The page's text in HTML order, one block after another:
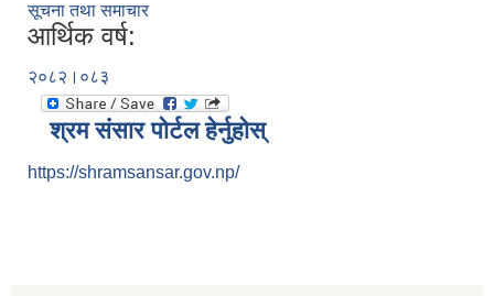
सूचना तथा समाचार
आर्थिक वर्ष:
२०८२।०८३
श्रम संसार पोर्टल हेर्नुहोस्
https://shramsansar.gov.np/